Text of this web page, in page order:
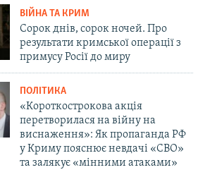
ВІЙНА ТА КРИМ
Сорок днів, сорок ночей. Про
результати кримської операції з
примусу Росії до миру
ПОЛІТИКА
«Короткострокова акція
перетворилася на війну на
виснаження»: Як пропаганда РФ
у Криму пояснює невдачі «СВО»
та залякує «мінними атаками»